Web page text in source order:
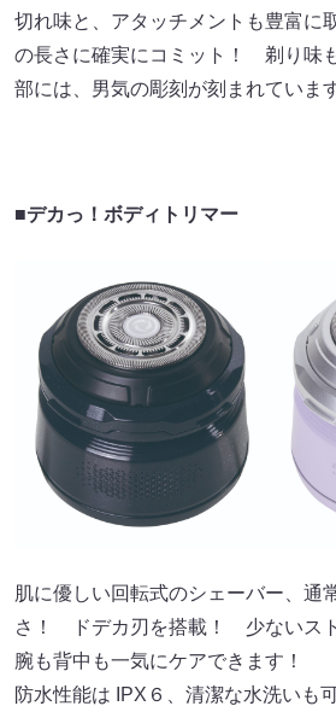
切れ味と、アタッチメントも豊富に
の長さに確実にコミット！ 剃り味
部には、男気の彫刻が刻まれています
■デカっ！ボディトリマー
肌に優しい回転式のシェーバー、通
さ！ ドデカ刃を搭載！ 少ないス
腕も背中も一気にケアできます！
防水性能は IPX６、清潔な水洗いも